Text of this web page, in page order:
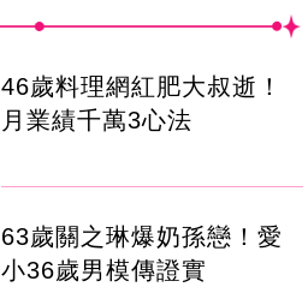
46歲料理網紅肥大叔逝！
月業績千萬3心法
63歲關之琳爆奶孫戀！愛
小36歲男模傳證實